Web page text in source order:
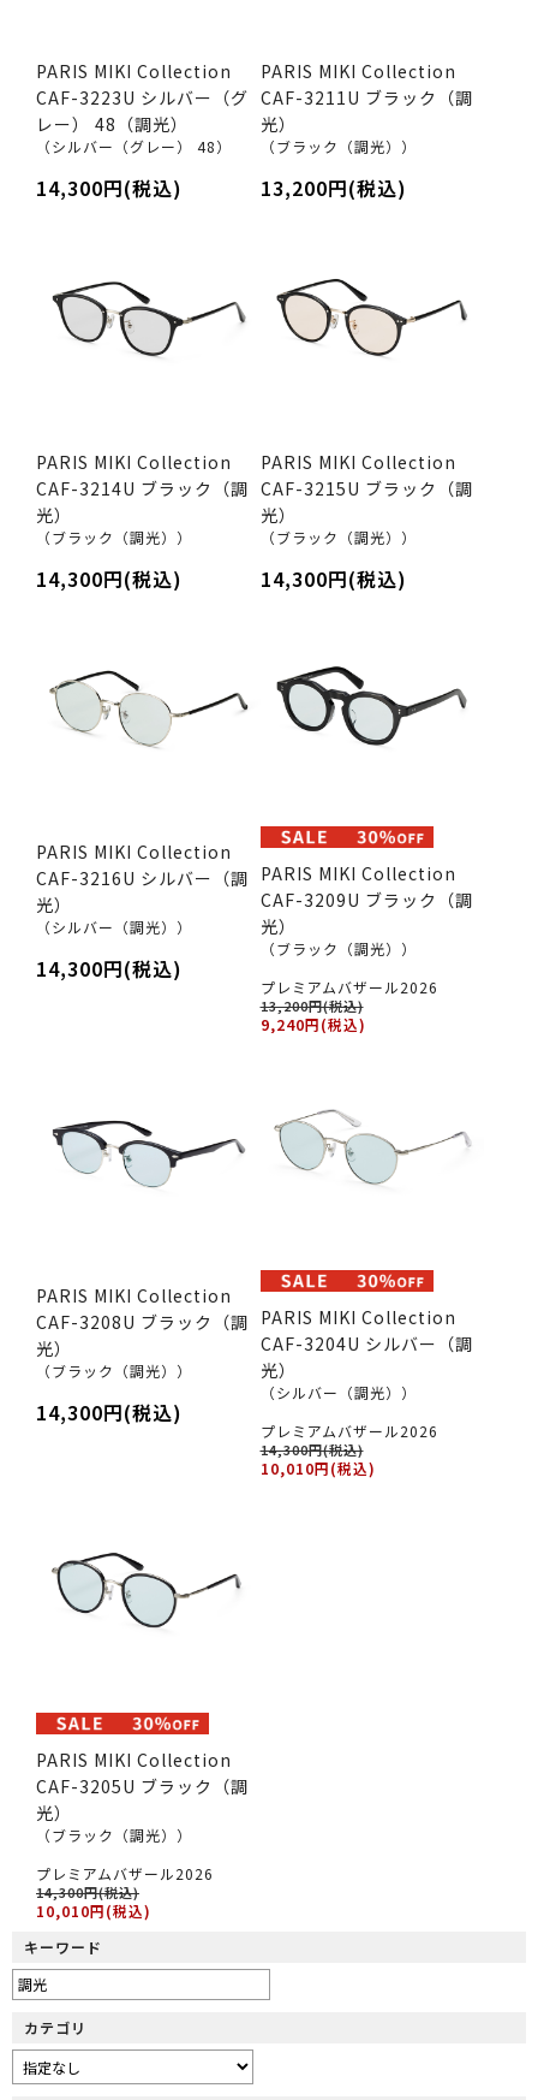
PARIS MIKI Collection
CAF-3223U シルバー（グ
レー） 48（調光）
（シルバー（グレー） 48）
14,300円(税込)
PARIS MIKI Collection
CAF-3211U ブラック（調
光）
（ブラック（調光））
13,200円(税込)
PARIS MIKI Collection
CAF-3214U ブラック（調
光）
（ブラック（調光））
14,300円(税込)
PARIS MIKI Collection
CAF-3215U ブラック（調
光）
（ブラック（調光））
14,300円(税込)
PARIS MIKI Collection
CAF-3216U シルバー（調
光）
（シルバー（調光））
14,300円(税込)
PARIS MIKI Collection
CAF-3209U ブラック（調
光）
（ブラック（調光））
プレミアムバザール2026
13,200円(税込)
9,240円(税込)
PARIS MIKI Collection
CAF-3208U ブラック（調
光）
（ブラック（調光））
14,300円(税込)
PARIS MIKI Collection
CAF-3204U シルバー（調
光）
（シルバー（調光））
プレミアムバザール2026
14,300円(税込)
10,010円(税込)
PARIS MIKI Collection
CAF-3205U ブラック（調
光）
（ブラック（調光））
プレミアムバザール2026
14,300円(税込)
10,010円(税込)
キーワード
カテゴリ